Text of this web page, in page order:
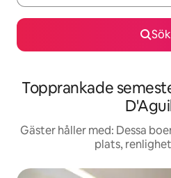
Sök
Topprankade
Gäster håller med: Dessa
plats,